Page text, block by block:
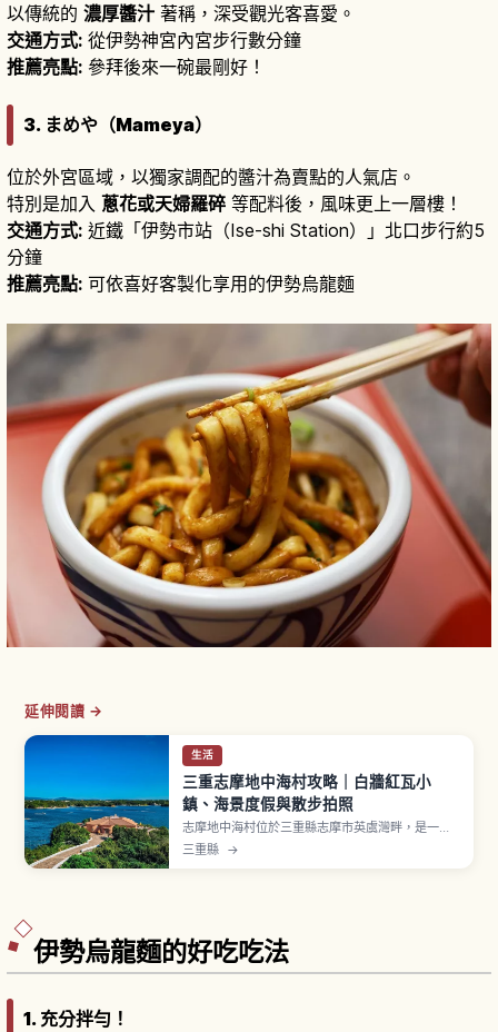
以傳統的 濃厚醬汁 著稱，深受觀光客喜愛。
交通方式: 從伊勢神宮內宮步行數分鐘
推薦亮點: 參拜後來一碗最剛好！
3. まめや（Mameya）
位於外宮區域，以獨家調配的醬汁為賣點的人氣店。
特別是加入 蔥花或天婦羅碎 等配料後，風味更上一層樓！
交通方式: 近鐵「伊勢市站（Ise-shi Station）」北口步行約5
分鐘
推薦亮點: 可依喜好客製化享用的伊勢烏龍麵
延伸閱讀 →
生活
三重志摩地中海村攻略｜白牆紅瓦小
鎮、海景度假與散步拍照
志摩地中海村位於三重縣志摩市英虞灣畔，是一座
再現地中海風情的度假村，白牆紅瓦與石板小巷非
常適合拍照打卡。文章介紹園區內的街景亮點、地
三重縣 →
伊勢烏龍麵的好吃吃法
1. 充分拌勻！